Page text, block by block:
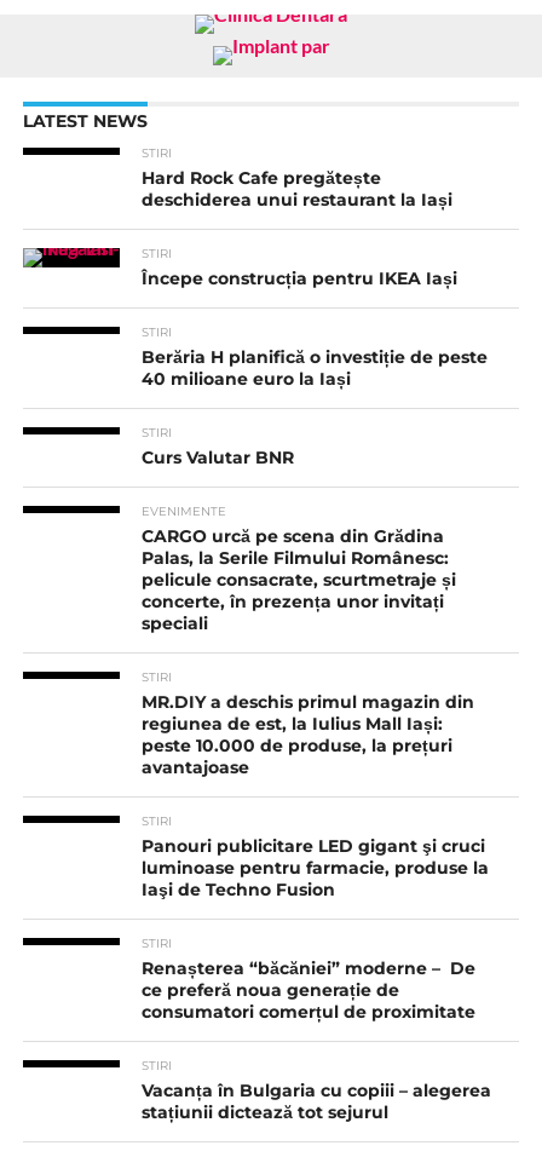
LATEST NEWS
STIRI
Hard Rock Cafe pregătește
deschiderea unui restaurant la Iași
STIRI
Începe construcția pentru IKEA Iași
STIRI
Berăria H planifică o investiție de peste
40 milioane euro la Iași
STIRI
Curs Valutar BNR
EVENIMENTE
CARGO urcă pe scena din Grădina
Palas, la Serile Filmului Românesc:
pelicule consacrate, scurtmetraje și
concerte, în prezența unor invitați
speciali
STIRI
MR.DIY a deschis primul magazin din
regiunea de est, la Iulius Mall Iași:
peste 10.000 de produse, la prețuri
avantajoase
STIRI
Panouri publicitare LED gigant şi cruci
luminoase pentru farmacie, produse la
Iaşi de Techno Fusion
STIRI
Renașterea “băcăniei” moderne – De
ce preferă noua generație de
consumatori comerțul de proximitate
STIRI
Vacanța în Bulgaria cu copiii – alegerea
stațiunii dictează tot sejurul